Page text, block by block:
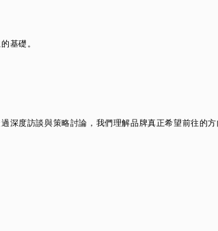
基礎。
深度訪談與策略討論，我們理解品牌真正希望前往的